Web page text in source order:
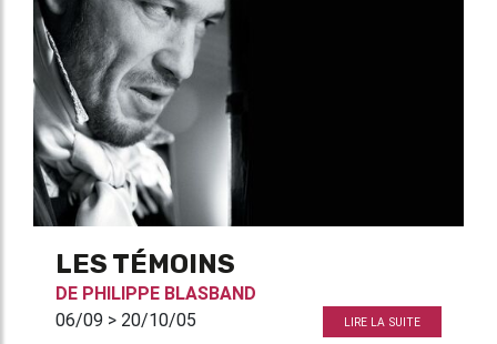
LES TÉMOINS
DE PHILIPPE BLASBAND
06/09 > 20/10/05
LIRE LA SUITE